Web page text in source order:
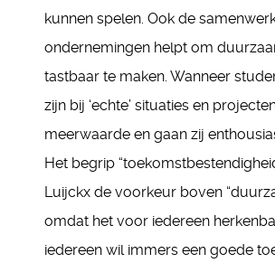
kunnen spelen. Ook de
ondernemingen helpt om
tastbaar te maken. Wanneer
zijn bij ‘echte’ situaties en
meerwaarde en gaan zij
Het begrip
Luijckx de voorkeur boven
omdat het voor iedereen
iedereen wil immers een goede